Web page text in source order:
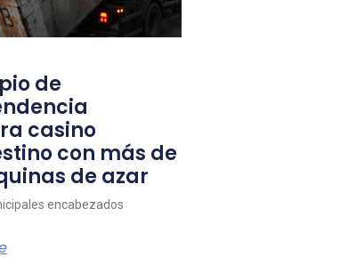
de
casino
con más de
de azar
encabezados